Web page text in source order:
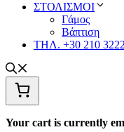
ΣΤΟΛΙΣΜΟΙ
Γάμος
Βάπτιση
ΤΗΛ. +30 210
Your cart is currently